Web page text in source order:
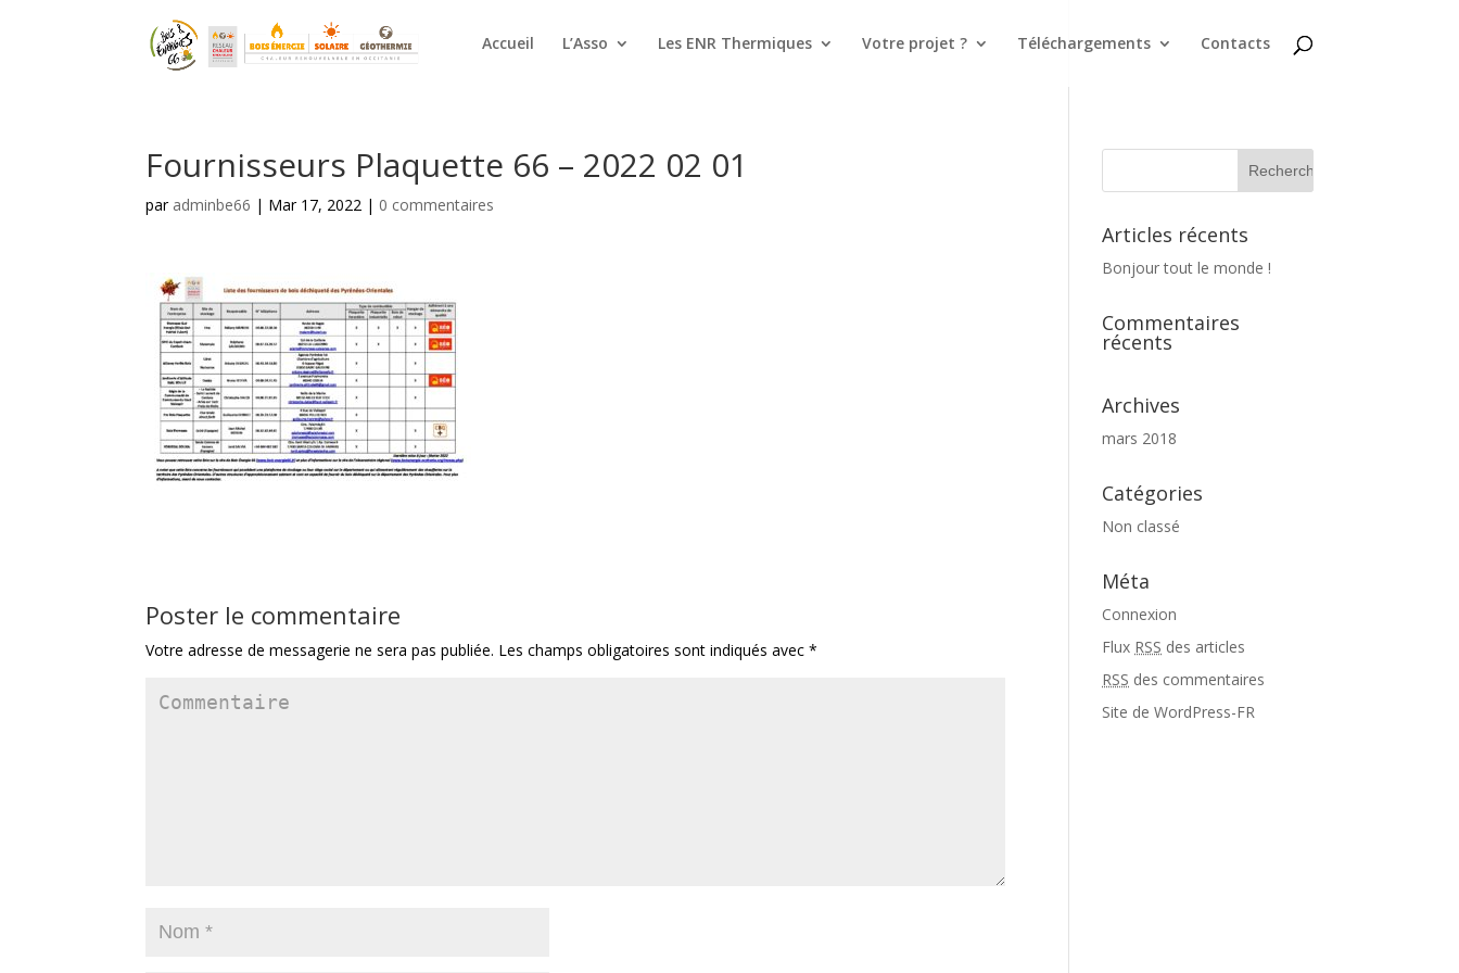
Accueil L’Asso Les ENR Thermiques Votre projet ? Téléchargements Contacts
Fournisseurs Plaquette 66 – 2022 02 01
par adminbe66 | Mar 17, 2022 | 0 commentaires
Poster le commentaire
Votre adresse de messagerie ne sera pas publiée. Les champs obligatoires sont indiqués avec*
Articles récents
Bonjour tout le monde !
Commentaires
récents
Archives
mars 2018
Catégories
Non classé
Méta
Connexion
Flux RSS des articles
RSS des commentaires
Site de WordPress-FR